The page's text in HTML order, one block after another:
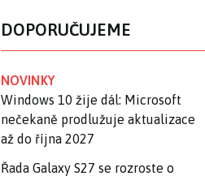
DOPORUČUJEME
NOVINKY
Windows 10 žije dál: Microsoft
nečekaně prodlužuje aktualizace
až do října 2027
Řada Galaxy S27 se rozroste o